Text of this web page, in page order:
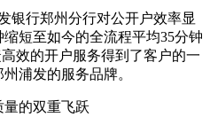
银行郑州分行对公开户效率显
短至如今的全流程平均35分钟
效的开户服务得到了客户的一
浦发的服务品牌。
量的双重飞跃